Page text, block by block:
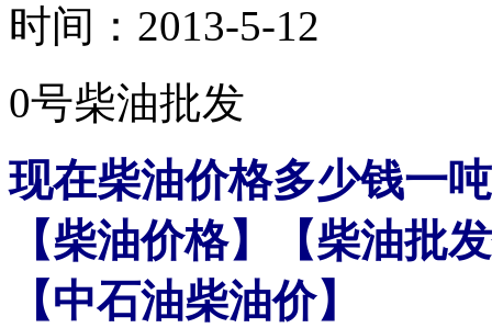
时间：2013-5-12
0号柴油批发
现在柴油价格多少钱一
【柴油价格】【柴油批
【中石油柴油价】